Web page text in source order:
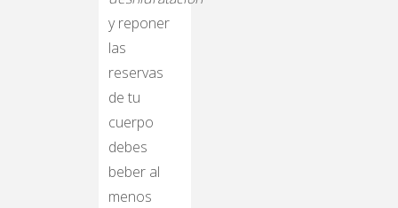
y reponer
las
reservas
de tu
cuerpo
debes
beber al
menos